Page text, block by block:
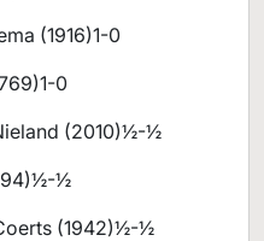
(1916)1-0
0
(2010)½-½
½
(1942)½-½